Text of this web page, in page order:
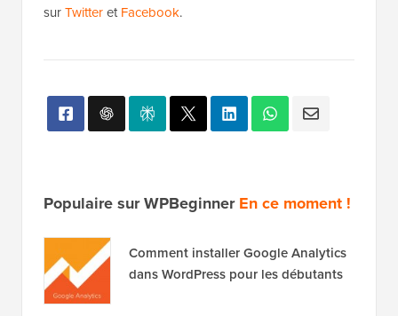
surTwitteretFacebook.
Populaire sur WPBeginnerEn ce moment !
Comment installer Google Analytics
dans WordPress pour les débutants